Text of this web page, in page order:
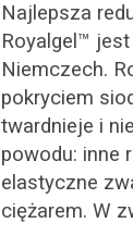
Najlepsza
Royalgel™
Niemczech.
pokryciem
twardnieje i
powodu: inne
elastyczne
ciężarem. W